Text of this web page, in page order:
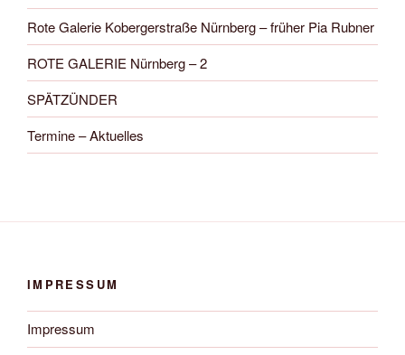
Rote Galerie Kobergerstraße Nürnberg – früher Pia Rubner
ROTE GALERIE Nürnberg – 2
SPÄTZÜNDER
Termine – Aktuelles
IMPRESSUM
Impressum